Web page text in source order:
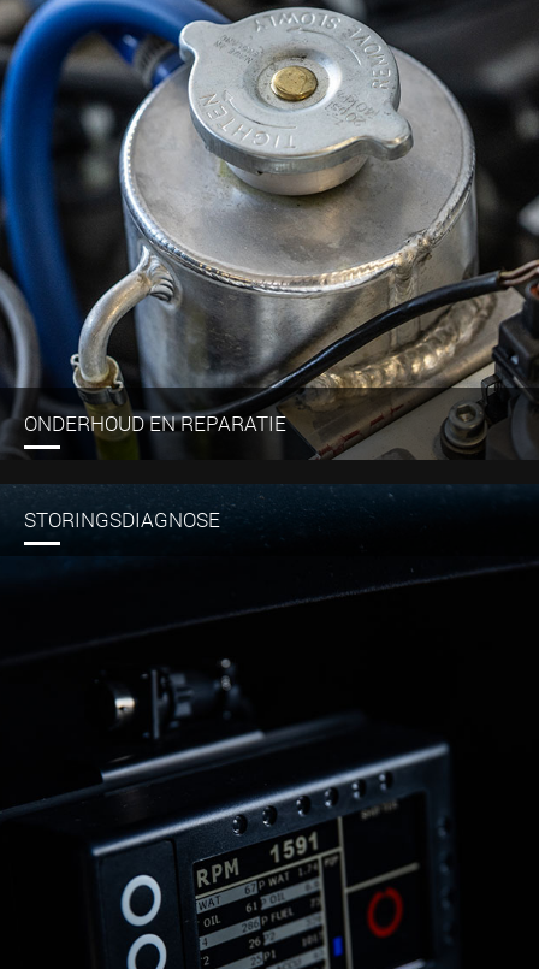
ONDERHOUD EN REPARATIE
STORINGSDIAGNOSE